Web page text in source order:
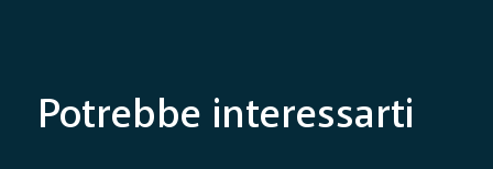
Potrebbe interessarti